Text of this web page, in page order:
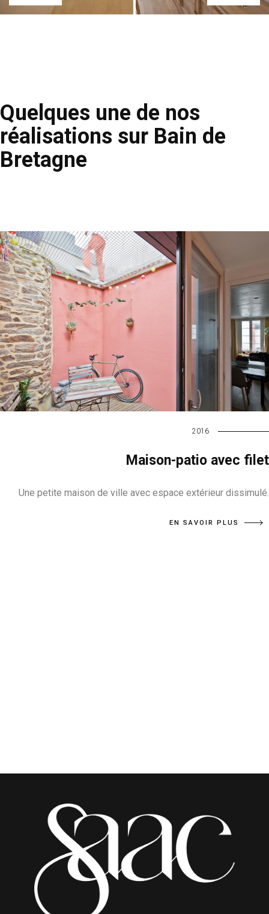
Quelques une de nos
réalisations sur Bain de
Bretagne
2016
Maison-patio avec filet
Une petite maison de ville avec espace extérieur dissimulé.
EN SAVOIR PLUS